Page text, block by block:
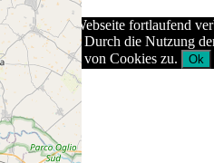
Um unsere Webseite fortlaufend
wir Cookies. Durch die Nutzung
Verwendung von Cookies zu.
Ok